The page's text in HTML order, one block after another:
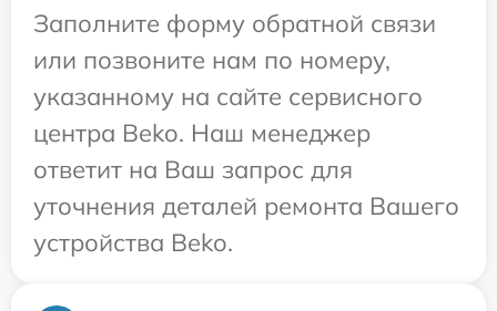
Заполните форму обратной связи
или позвоните нам по номеру,
указанному на сайте сервисного
центра Beko. Наш менеджер
ответит на Ваш запрос для
уточнения деталей ремонта Вашего
устройства Beko.